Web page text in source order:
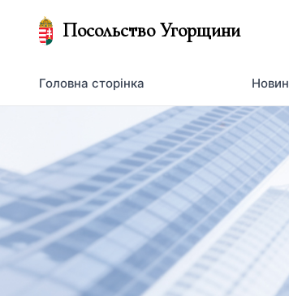
Посольство Угорщини
Головна сторінка